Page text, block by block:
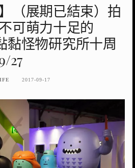
（展期已結束）拍
可萌力十足的
黏怪物研究所十周
27
2017-09-17